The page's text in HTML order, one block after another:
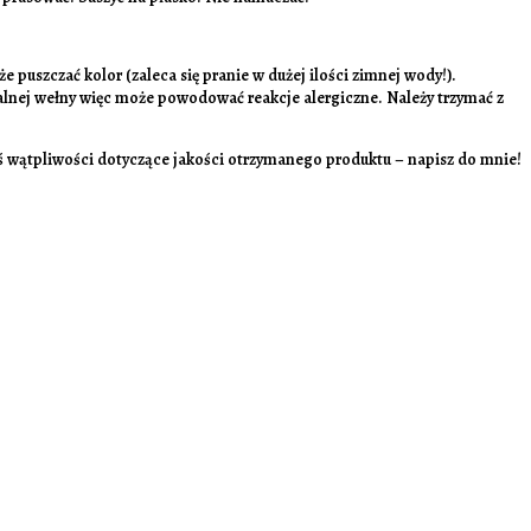
puszczać kolor (zaleca się pranie w dużej ilości zimnej wody!).
wełny więc może powodować reakcje alergiczne. Należy trzymać z
dotyczące jakości otrzymanego produktu – napisz do mnie!